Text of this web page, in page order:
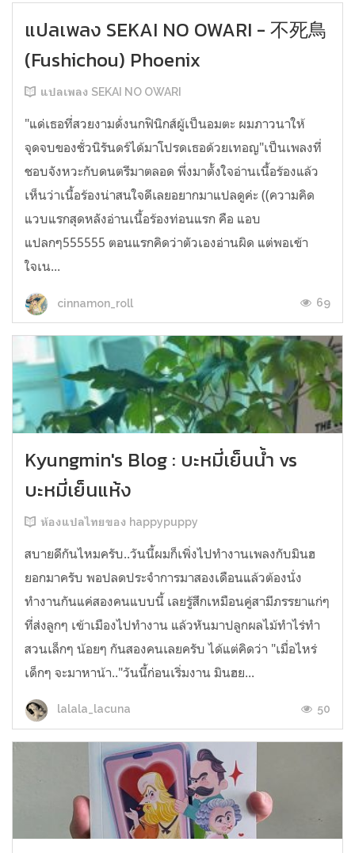
แปลเพลง SEKAI NO OWARI - 不死鳥
(Fushichou) Phoenix
แปลเพลง SEKAI NO OWARI
"แด่เธอที่สวยงามดั่งนกฟินิกส์ผู้เป็นอมตะ ผมภาวนาให้
จุดจบของชั่วนิรันดร์ได้มาโปรดเธอด้วยเทอญ"เป็นเพลงที่
ชอบจังหวะกับดนตรีมาตลอด พึ่งมาตั้งใจอ่านเนื้อร้องแล้ว
เห็นว่าเนื้อร้องน่าสนใจดีเลยอยากมาแปลดูค่ะ ((ความคิด
แวบแรกสุดหลังอ่านเนื้อร้องท่อนแรก คือ แอบ
แปลกๆ555555 ตอนแรกคิดว่าตัวเองอ่านผิด แต่พอเข้า
ใจเน...
cinnamon_roll 69
Kyungmin's Blog : บะหมี่เย็นน้ำ vs
บะหมี่เย็นแห้ง
ห้องแปลไทยของ happypuppy
สบายดีกันไหมครับ..วันนี้ผมก็เพิ่งไปทำงานเพลงกับมินฮ
ยอกมาครับ พอปลดประจำการมาสองเดือนแล้วต้องนั่ง
ทำงานกันแค่สองคนแบบนี้ เลยรู้สึกเหมือนคู่สามีภรรยาแก่ๆ
ที่ส่งลูกๆ เข้าเมืองไปทำงาน แล้วหันมาปลูกผลไม้ทำไร่ทำ
สวนเล็กๆ น้อยๆ กันสองคนเลยครับ ได้แต่คิดว่า "เมื่อไหร่
เด็กๆ จะมาหาน้า.."วันนี้ก่อนเริ่มงาน มินฮย...
lalala_lacuna 50